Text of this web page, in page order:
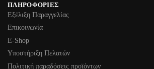
ΠΛΗΡΟΦΟΡΊΕΣ
Εξέλιξη Παραγγελίας
Επικοινωνία
Ε-Shop
Υποστήριξη Πελατών
Πολιτική παραδόσεις προϊόντων